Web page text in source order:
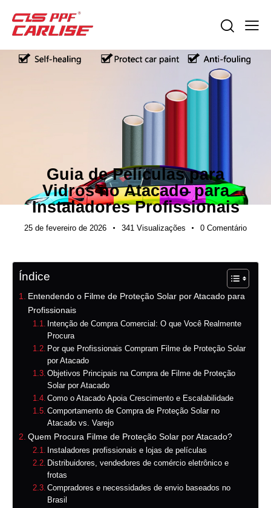
Guia de Películas para
Vidros no Atacado para
Instaladores Profissionais
25 de fevereiro de 2026 341 Visualizações 0 Comentário
Índice
Entendendo o Filme de Proteção Solar por Atacado para
Profissionais
Intenção de Compra Comercial: O que Você Realmente
Procura
Por que Profissionais Compram Filme de Proteção Solar
por Atacado
Objetivos Principais na Compra de Filme de Proteção
Solar por Atacado
Como o Atacado Apoia Crescimento e Escalabilidade
Comportamento de Compra de Proteção Solar no
Atacado vs. Varejo
Quem Procura Filme de Proteção Solar por Atacado?
Instaladores profissionais e lojas de películas
Distribuidores, vendedores de comércio eletrônico e
frotas
Compradores e necessidades de envio baseados no
Brasil